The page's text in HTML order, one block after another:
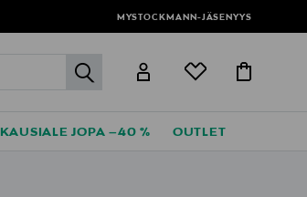
MYSTOCKMANN-JÄSENYYS
label.header.go
KAUSIALE JOPA –40 % OUTLET